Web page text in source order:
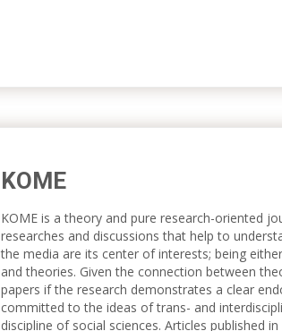
KOME
KOME is a theory and pure research-oriented
researches and discussions that help to
the media are its center of interests; being
and theories. Given the connection between
papers if the research demonstrates a clear
committed to the ideas of trans- and
discipline of social sciences. Articles published